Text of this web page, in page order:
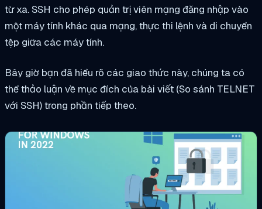
từ xa. SSH cho phép quản trị viên mạng đăng nhập vào
một máy tính khác qua mạng, thực thi lệnh và di chuyển
tệp giữa các máy tính.
Bây giờ bạn đã hiểu rõ các giao thức này, chúng ta có
thể thảo luận về mục đích của bài viết (So sánh TELNET
với SSH) trong phần tiếp theo.